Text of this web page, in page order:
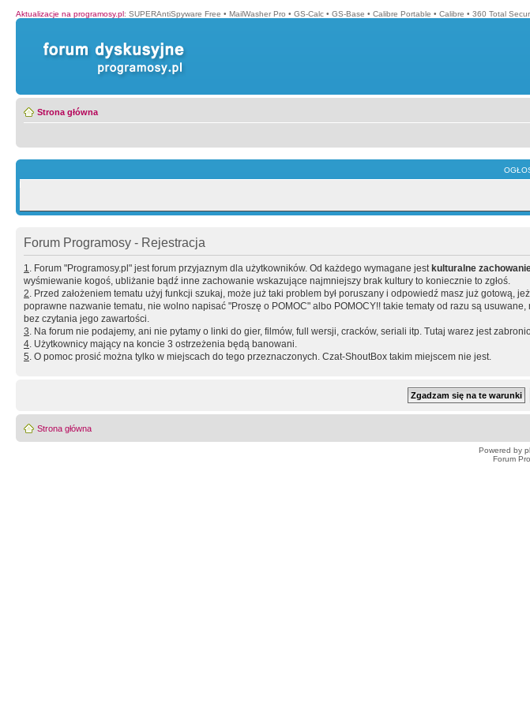
Aktualizacje na programosy.pl: SUPERAntiSpyware Free • MailWasher Pro • GS-Calc • GS-Base • Calibre Portable • Calibre • 360 Total
Strona główna
Forum Programosy - Rejestracja
1. Forum "Programosy.pl" jest forum przyjaznym dla użytkowników. Od każdego wymagane jest kulturalne
wyśmiewanie kogoś, ubliżanie bądź inne zachowanie wskazujące najmniejszy brak kultury to koniecznie to zgłoś.
2. Przed założeniem tematu użyj funkcji szukaj, może już taki problem był poruszany i odpowiedź masz już gotową,
poprawne nazwanie tematu, nie wolno napisać "Proszę o POMOC" albo POMOCY!! takie tematy od razu są
bez czytania jego zawartości.
3. Na forum nie podajemy, ani nie pytamy o linki do gier, filmów, full wersji, cracków, seriali itp. Tutaj warez jest
4. Użytkownicy mający na koncie 3 ostrzeżenia będą banowani.
5. O pomoc prosić można tylko w miejscach do tego przeznaczonych. Czat-ShoutBox takim miejscem nie jest.
Strona główna
Powered by
Forum